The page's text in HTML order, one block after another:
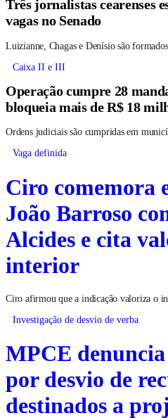
vagas no Senado
Luizianne, Chagas e Denísio são
Caixa II e III
Operação cumpre 28
bloqueia mais de R$ 18
Ordens judiciais são cumpridas em
Vaga definida
Ciro comemora
João Barroso
Alcides e cita
interior
Ciro afirmou que a indicação valoriza o
Investigação de desvio de verba
MPCE denuncia
por desvio de
destinados a